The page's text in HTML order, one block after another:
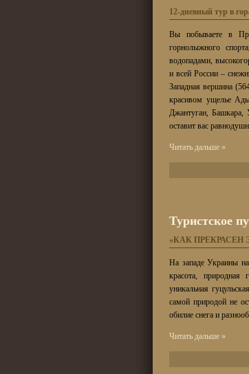
12-дневный тур в
Вы побываете в
горнолыжного
водопадами,
и всей России –
Западная вершина
красивом ущелье
Джантуган, Башкара,
оставит вас
Читать дальше »
Туристское
«КАК
На западе Украины
красота, природная
уникальная
самой природой не
обилие снега и
Читать дальше »